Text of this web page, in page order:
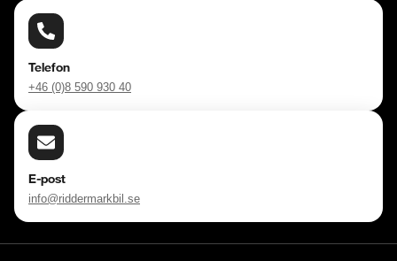
Telefon
+46 (0)8 590 930 40
E-post
info@riddermarkbil.se